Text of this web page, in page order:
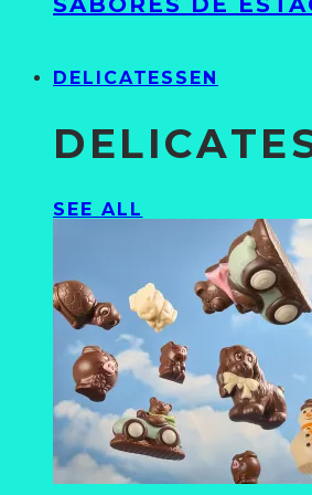
DELICATESSEN
SEE ALL